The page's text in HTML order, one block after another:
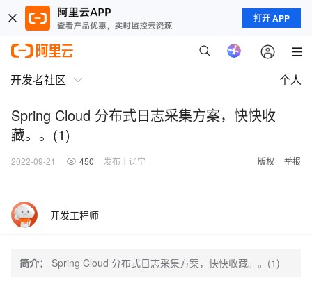
打开 APP
开发者社区 个人
Spring Cloud 分布式日志采集方案，快快收
藏。。(1)
2022-09-21 450 发布于辽宁 版权 举报
开发工程师
简介： Spring Cloud 分布式日志采集方案，快快收藏。。(1)